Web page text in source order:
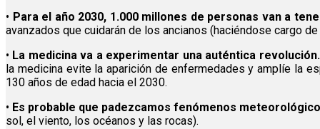
• Para el año 2030, 1.000 millones de personas van a
avanzados que cuidarán de los ancianos (haciéndose cargo
• La medicina va a experimentar una auténtica revolución.
la medicina evite la aparición de enfermedades y amplíe la
130 años de edad hacia el 2030.
• Es probable que padezcamos fenómenos
sol, el viento, los océanos y las rocas).